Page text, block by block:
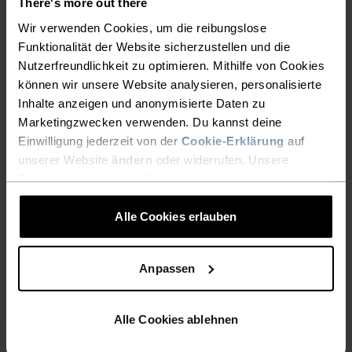
Wir verwenden Cookies, um die reibungslose
Funktionalität der Website sicherzustellen und die
Nutzerfreundlichkeit zu optimieren. Mithilfe von Cookies
können wir unsere Website analysieren, personalisierte
Inhalte anzeigen und anonymisierte Daten zu
Marketingzwecken verwenden. Du kannst deine
Einwilligung jederzeit von der Cookie-Erklärung auf
unserer Website ändern oder widerrufen. Unsere
Alle Cookies erlauben
Anpassen
Alle Cookies ablehnen
AKTIVITÄTSART
ALLES HOCHINTENSIVE AKTIVITÄTEN
Wandern - Radsport
MATERIALEIGENSCHAFTEN
SYNTHETISCH
MERINO
TEMPERATUR-KONTROLL-SYSTEM
Hochfunktionelle und komfortable